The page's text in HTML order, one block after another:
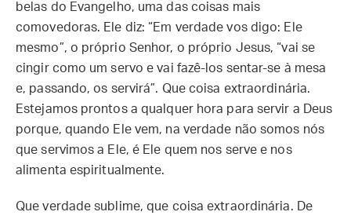
belas do Evangelho, uma das coisas mais
comovedoras. Ele diz: “Em verdade vos digo: Ele
mesmo”, o próprio Senhor, o próprio Jesus, “vai se
cingir como um servo e vai fazê-los sentar-se à mesa
e, passando, os servirá”. Que coisa extraordinária.
Estejamos prontos a qualquer hora para servir a Deus
porque, quando Ele vem, na verdade não somos nós
que servimos a Ele, é Ele quem nos serve e nos
alimenta espiritualmente.
Que verdade sublime, que coisa extraordinária. De